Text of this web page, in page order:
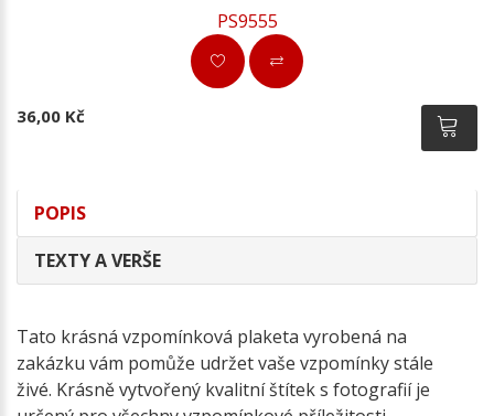
PS9555
36,00 Kč
POPIS
TEXTY A VERŠE
Tato krásná vzpomínková plaketa vyrobená na
zakázku vám pomůže udržet vaše vzpomínky stále
živé. Krásně vytvořený kvalitní štítek s fotografií je